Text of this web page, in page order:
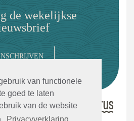
van functionele
goed te laten
van de website
de wekelijkse